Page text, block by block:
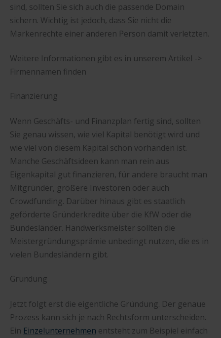
sind, sollten Sie sich auch die passende Domain
sichern. Wichtig ist jedoch, dass Sie nicht die
Markenrechte einer anderen Person damit verletzten.
Weitere Informationen gibt es in unserem Artikel ->
Firmennamen finden
Finanzierung
Wenn Geschäfts- und Finanzplan fertig sind, sollten
Sie genau wissen, wie viel Kapital benötigt wird und
wie viel von diesem Kapital schon vorhanden ist.
Manche Geschäftsideen kann man rein aus
Eigenkapital gut finanzieren, für andere braucht man
Mitgründer, größere Investoren oder auch
Crowdfunding. Darüber hinaus gibt es staatlich
geförderte Gründerkredite über die KfW oder die
Bundesländer. Handwerksmeister sollten die
Meistergründungsprämie unbedingt nutzen, die es in
vielen Bundesländern gibt.
Gründung
Jetzt folgt erst die eigentliche Gründung. Der genaue
Prozess kann sich je nach Rechtsform unterscheiden.
Ein Einzelunternehmen entsteht zum Beispiel einfach